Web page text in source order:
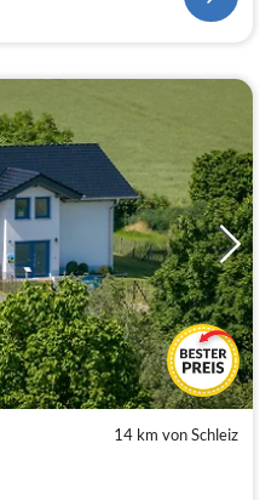
14 km von Schleiz